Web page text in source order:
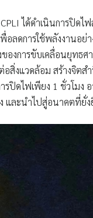
ได้ดำเนินการปิด
อลดการใช้พลังงานอ
งการขับเคลื่อนยุทธศ
สิ่งแวดล้อม สร้างจิต
ปิดไฟเพียง 1 ชั่วโมง
และนำไปสู่อนาคตที่ยั่